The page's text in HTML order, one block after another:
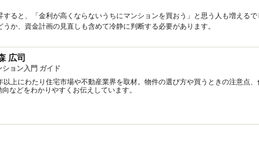
すると、「金利が高くならないうちにマンションを買おう」と思う人も増える
うか、資金計画の見直しも含めて冷静に判断する必要があります。
広司
ション入門 ガイド
以上にわたり住宅市場や不動産業界を取材。物件の選び方や買うときの注意点
向などをわかりやすくお伝えしています。